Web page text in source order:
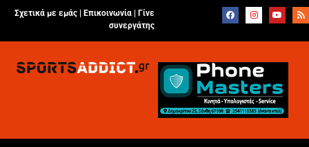
Σχετικά με εμάς | Επικοινωνία
Γίνε
συνεργάτης